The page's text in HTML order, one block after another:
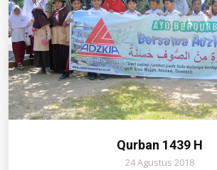
Qurban 1439 H
24 Agustus 2018